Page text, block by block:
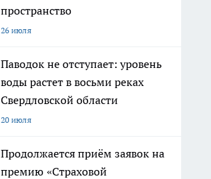
пространство
26 июля
Паводок не отступает: уровень
воды растет в восьми реках
Свердловской области
20 июля
Продолжается приём заявок на
премию «Страховой